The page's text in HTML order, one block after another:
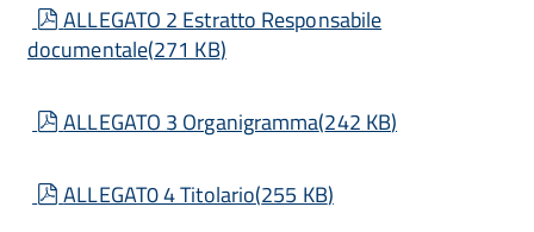
pdf
ALLEGATO 2 Estratto Responsabile
documentale(271 KB)
pdf
ALLEGATO 3 Organigramma(242 KB)
pdf
ALLEGAT0 4 Titolario(255 KB)